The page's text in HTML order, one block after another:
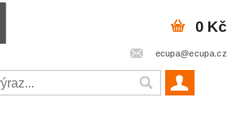
ecupa@ecupa.cz
0 Kč